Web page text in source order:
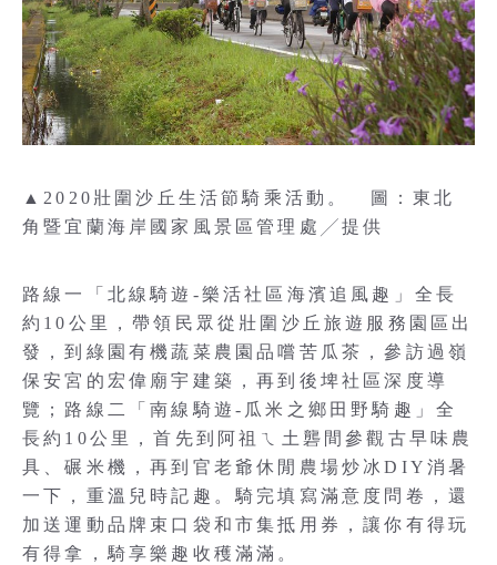
▲2020壯圍沙丘生活節騎乘活動。 圖：東北
角暨宜蘭海岸國家風景區管理處╱提供
路線一「北線騎遊-樂活社區海濱追風趣」全長
約10公里，帶領民眾從壯圍沙丘旅遊服務園區出
發，到綠園有機蔬菜農園品嚐苦瓜茶，參訪過嶺
保安宮的宏偉廟宇建築，再到後埤社區深度導
覽；路線二「南線騎遊-瓜米之鄉田野騎趣」全
長約10公里，首先到阿祖ㄟ土礱間參觀古早味農
具、碾米機，再到官老爺休閒農場炒冰DIY消暑
一下，重溫兒時記趣。騎完填寫滿意度問卷，還
加送運動品牌束口袋和市集抵用券，讓你有得玩
有得拿，騎享樂趣收穫滿滿。